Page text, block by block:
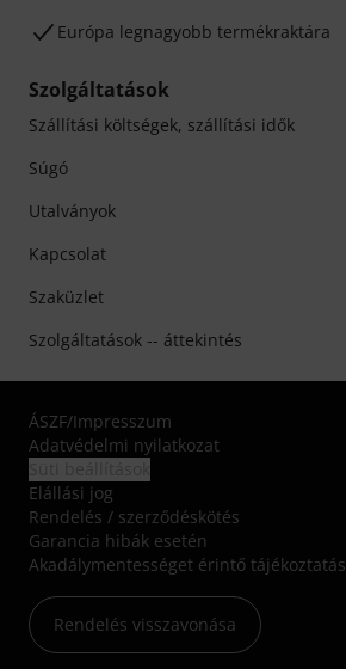
Európa legnagyobb termékraktára
Szolgáltatások
Szállítási költségek, szállítási idők
Súgó
Utalványok
Kapcsolat
Szaküzlet
Szolgáltatások -- áttekintés
ÁSZF/Impresszum
Adatvédelmi nyilatkozat
Elállási jog
Rendelés / szerződéskötés
Garancia hibák esetén
Akadálymentességet érintő tájékoztatás
Rendelés visszavonása